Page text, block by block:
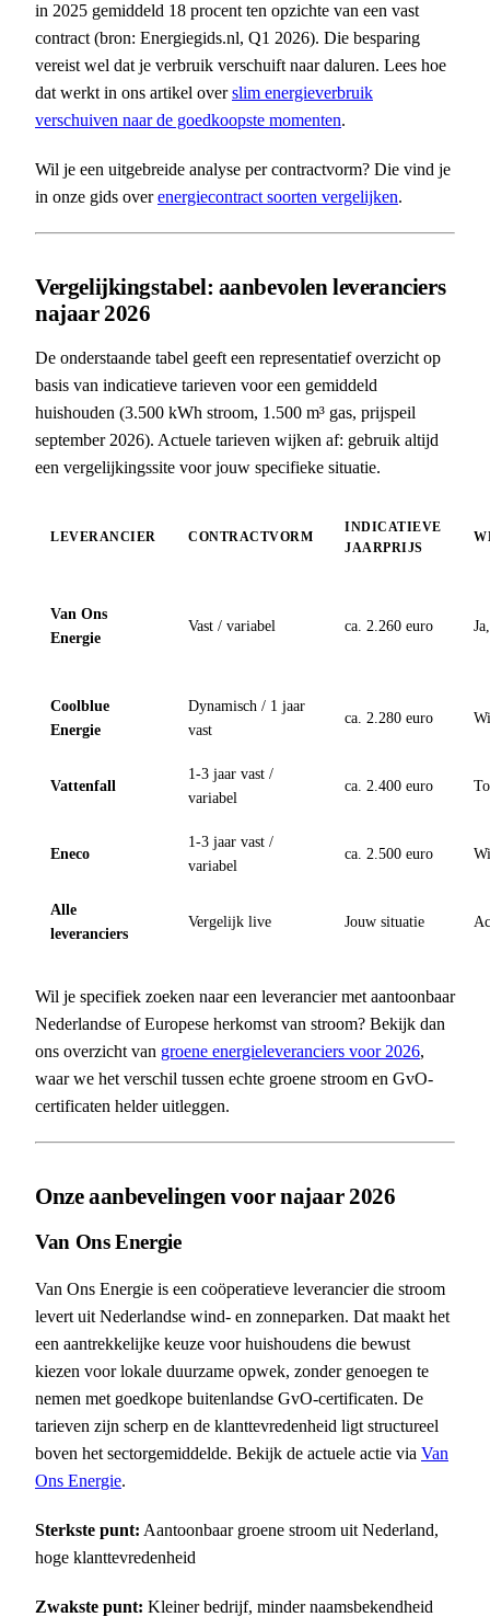
in 2025 gemiddeld 18 procent ten opzichte van een vast
contract (bron: Energiegids.nl, Q1 2026). Die besparing
vereist wel dat je verbruik verschuift naar daluren. Lees hoe
dat werkt in ons artikel overslim energieverbruik
verschuiven naar de goedkoopste momenten.
Wil je een uitgebreide analyse per contractvorm? Die vind je
in onze gids overenergiecontract soorten vergelijken.
Vergelijkingstabel: aanbevolen leveranciers
najaar 2026
De onderstaande tabel geeft een representatief overzicht op
basis van indicatieve tarieven voor een gemiddeld
huishouden (3.500 kWh stroom, 1.500 m³ gas, prijspeil
september 2026). Actuele tarieven wijken af: gebruik altijd
een vergelijkingssite voor jouw specifieke situatie.
LEVERANCIER CONTRACTVORM
INDICATIEVE
JAARPRIJS
Van Ons
Energie
Vast / variabel ca. 2.260 euro
Coolblue
Energie
Dynamisch / 1 jaar
vast
ca. 2.280 euro
Vattenfall
1-3 jaar vast /
variabel
ca. 2.400 euro
Eneco
1-3 jaar vast /
variabel
ca. 2.500 euro
Alle
leveranciers
Vergelijk live Jouw situatie
Wil je specifiek zoeken naar een leverancier met aantoonbaar
Nederlandse of Europese herkomst van stroom? Bekijk dan
ons overzicht van groene energieleveranciers voor 2026,
waar we het verschil tussen echte groene stroom en GvO-
certificaten helder uitleggen.
Onze aanbevelingen voor najaar 2026
Van Ons Energie
Van Ons Energie is een coöperatieve leverancier die stroom
levert uit Nederlandse wind- en zonneparken. Dat maakt het
een aantrekkelijke keuze voor huishoudens die bewust
kiezen voor lokale duurzame opwek, zonder genoegen te
nemen met goedkope buitenlandse GvO-certificaten. De
tarieven zijn scherp en de klanttevredenheid ligt structureel
boven het sectorgemiddelde. Bekijk de actuele actie via Van
Ons Energie.
Sterkste punt: Aantoonbaar groene stroom uit Nederland,
hoge klanttevredenheid
Zwakste punt: Kleiner bedrijf, minder naamsbekendheid